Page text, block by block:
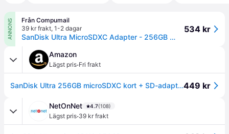
ANNONS
Från Compumail
39 kr frakt, 1-2 dagar
SanDisk Ultra MicroSDXC Adapter - 256GB --> I lager, forväntat leveransdatum hos dig 09-08-2026
534 kr
Amazon
Lägst pris·Fri frakt
SanDisk Ultra 256GB microSDXC kort + SD-adapter, för Android-smartphones och surfplattor, upp till 150 MB/s, med A1 App Prestanda, UHS-I, Kort 10, U1449 kr
NetOnNet 4.7(108)
Lägst pris·39 kr frakt